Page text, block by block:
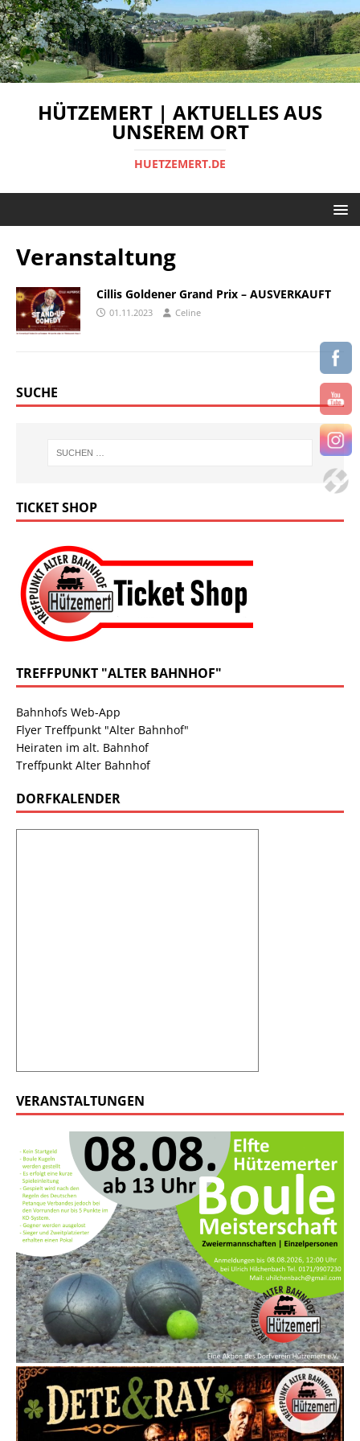
HÜTZEMERT | AKTUELLES AUS
UNSEREM ORT
HUETZEMERT.DE
Veranstaltung
Cillis Goldener Grand Prix – AUSVERKAUFT
01.11.2023 Celine
SUCHE
TICKET SHOP
TREFFPUNKT "ALTER BAHNHOF"
Bahnhofs Web-App
Flyer Treffpunkt "Alter Bahnhof"
Heiraten im alt. Bahnhof
Treffpunkt Alter Bahnhof
DORFKALENDER
VERANSTALTUNGEN